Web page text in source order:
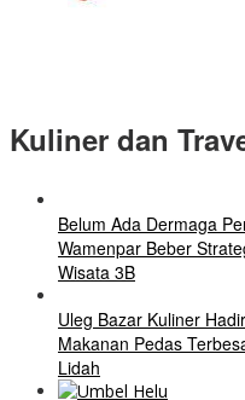
Kuliner dan
Belum Ada Dermaga
Wamenpar Beber
Wisata 3B
Uleg Bazar Kuliner
Makanan Pedas
Lidah